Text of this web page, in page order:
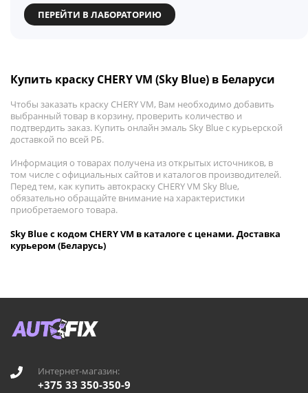
ПЕРЕЙТИ В ЛАБОРАТОРИЮ
Купить краску CHERY VM (Sky Blue) в Беларуси
Чтобы заказать краску CHERY VM, Вам необходимо добавить
выбранный товар в корзину, проверить количество и
подтвердить заказ. Купить онлайн эмаль Sky Blue с курьерской
доставкой по всей РБ.
Информация о товарах получена из открытых источников, в
том числе с официальных сайтов и каталогов производителей.
Перед тем, как купить автокраску CHERY VM Sky Blue,
обязательно обращайте внимание на характеристики
приобретаемого товара.
Sky Blue с кодом CHERY VM в каталоге с ценами. Доставка
курьером (Беларусь)
Интернет-магазин:
+375 33 350-350-9